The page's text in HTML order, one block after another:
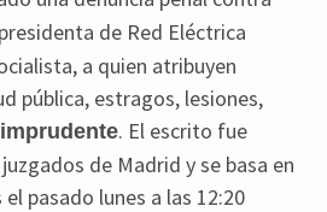
de Red Eléctrica
a quien atribuyen
pública, estragos, lesiones,
. El escrito fue
de Madrid y se basa en
pasado lunes a las 12:20